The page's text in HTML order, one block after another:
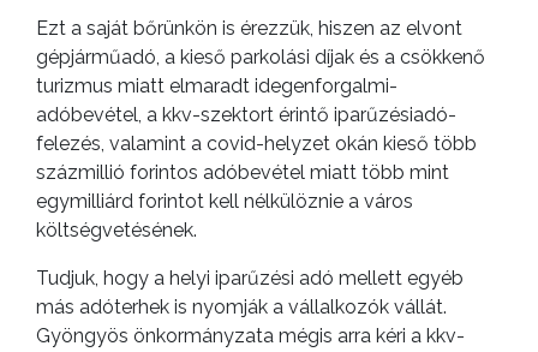
Ezt a saját bőrünkön is érezzük, hiszen az elvont
gépjárműadó, a kieső parkolási díjak és a csökkenő
turizmus miatt elmaradt idegenforgalmi-
adóbevétel, a kkv-szektort érintő iparűzésiadó-
felezés, valamint a covid-helyzet okán kieső több
százmillió forintos adóbevétel miatt több mint
egymilliárd forintot kell nélkülöznie a város
költségvetésének.
Tudjuk, hogy a helyi iparűzési adó mellett egyéb
más adóterhek is nyomják a vállalkozók vállát.
Gyöngyös önkormányzata mégis arra kéri a kkv-